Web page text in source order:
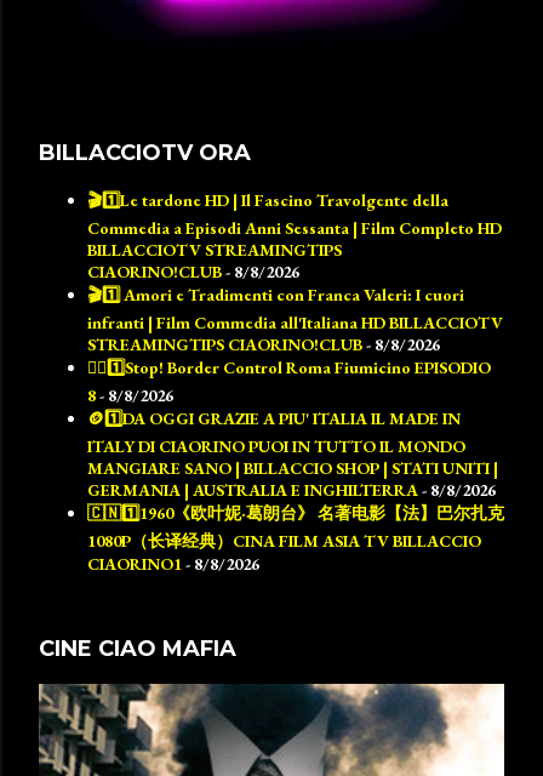
BILLACCIOTV ORA
🎬1️⃣Le tardone HD | Il Fascino Travolgente della
Commedia a Episodi Anni Sessanta | Film Completo HD
BILLACCIOTV STREAMINGTIPS
CIAORINO!CLUB- 8/8/2026
🎬1️⃣ Amori e Tradimenti con Franca Valeri: I cuori
infranti | Film Commedia all'Italiana HD BILLACCIOTV
STREAMINGTIPS CIAORINO!CLUB- 8/8/2026
👮‍♂️1️⃣Stop! Border Control Roma Fiumicino EPISODIO
8- 8/8/2026
🪙1️⃣DA OGGI GRAZIE A PIU' ITALIA IL MADE IN
ITALY DI CIAORINO PUOI IN TUTTO IL MONDO
MANGIARE SANO | BILLACCIO SHOP | STATI UNITI |
GERMANIA | AUSTRALIA E INGHILTERRA- 8/8/2026
🇨🇳1️⃣1960《欧叶妮·葛朗台》 名著电影【法】巴尔扎克
1080P（长译经典）CINA FILM ASIA TV BILLACCIO
CIAORINO1- 8/8/2026
CINE CIAO MAFIA